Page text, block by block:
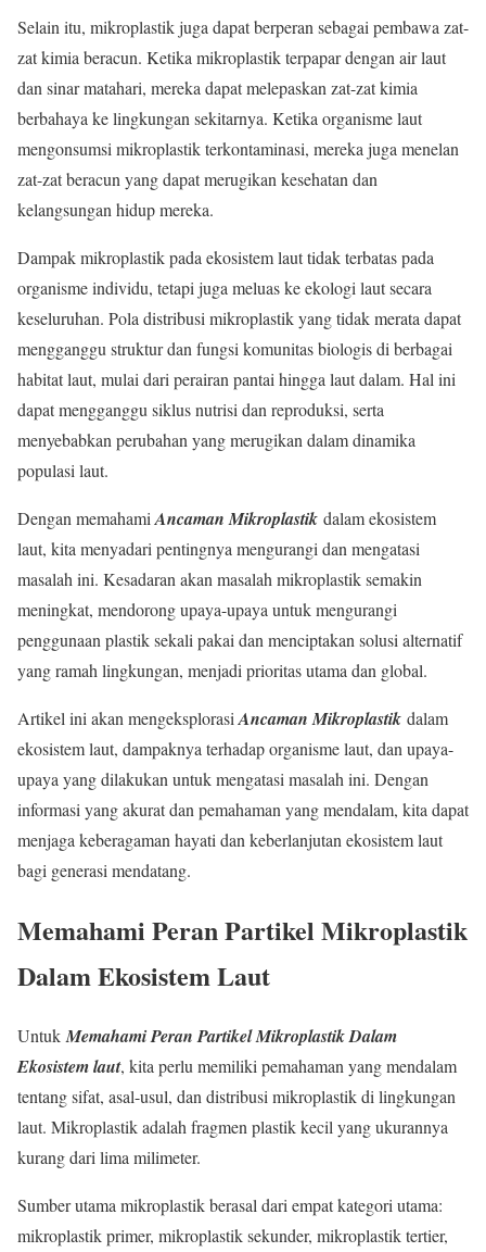
Selain itu, mikroplastik juga dapat berperan sebagai pembawa zat-
zat kimia beracun. Ketika mikroplastik terpapar dengan air laut
dan sinar matahari, mereka dapat melepaskan zat-zat kimia
berbahaya ke lingkungan sekitarnya. Ketika organisme laut
mengonsumsi mikroplastik terkontaminasi, mereka juga menelan
zat-zat beracun yang dapat merugikan kesehatan dan
kelangsungan hidup mereka.
Dampak mikroplastik pada ekosistem laut tidak terbatas pada
organisme individu, tetapi juga meluas ke ekologi laut secara
keseluruhan. Pola distribusi mikroplastik yang tidak merata dapat
mengganggu struktur dan fungsi komunitas biologis di berbagai
habitat laut, mulai dari perairan pantai hingga laut dalam. Hal ini
dapat mengganggu siklus nutrisi dan reproduksi, serta
menyebabkan perubahan yang merugikan dalam dinamika
populasi laut.
Dengan memahami Ancaman Mikroplastik dalam ekosistem
laut, kita menyadari pentingnya mengurangi dan mengatasi
masalah ini. Kesadaran akan masalah mikroplastik semakin
meningkat, mendorong upaya-upaya untuk mengurangi
penggunaan plastik sekali pakai dan menciptakan solusi alternatif
yang ramah lingkungan, menjadi prioritas utama dan global.
Artikel ini akan mengeksplorasi Ancaman Mikroplastik dalam
ekosistem laut, dampaknya terhadap organisme laut, dan upaya-
upaya yang dilakukan untuk mengatasi masalah ini. Dengan
informasi yang akurat dan pemahaman yang mendalam, kita dapat
menjaga keberagaman hayati dan keberlanjutan ekosistem laut
bagi generasi mendatang.
Memahami Peran Partikel Mikroplastik
Dalam Ekosistem Laut
Untuk Memahami Peran Partikel Mikroplastik Dalam
Ekosistem laut, kita perlu memiliki pemahaman yang mendalam
tentang sifat, asal-usul, dan distribusi mikroplastik di lingkungan
laut. Mikroplastik adalah fragmen plastik kecil yang ukurannya
kurang dari lima milimeter.
Sumber utama mikroplastik berasal dari empat kategori utama:
mikroplastik primer, mikroplastik sekunder, mikroplastik tertier,